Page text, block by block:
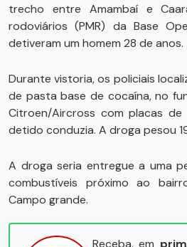
trecho entre Amambaí e
rodoviários (PMR) da Base
detiveram um homem 28 de anos.
Durante vistoria, os policiais
de pasta base de cocaína, no
Citroen/Aircross com placas
detido conduzia. A droga pesou
A droga seria entregue a uma
combustíveis próximo ao
Campo grande.
Receba, em